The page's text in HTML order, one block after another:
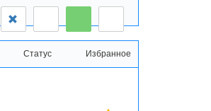
Статус Избранное